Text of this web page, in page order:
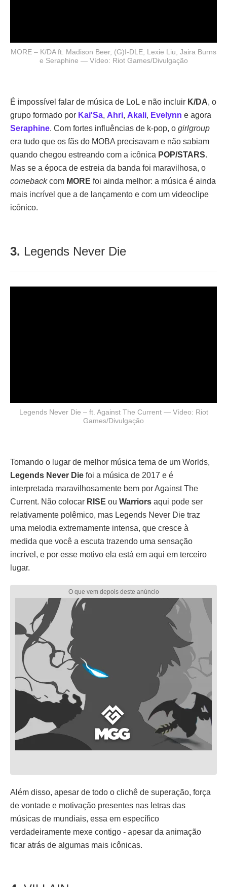
MORE – K/DA ft. Madison Beer, (G)I-DLE, Lexie Liu, Jaira Burns
e Seraphine — Vídeo: Riot Games/Divulgação
É impossível falar de música de LoL e não incluir K/DA, o
grupo formado por Kai'Sa, Ahri, Akali, Evelynn e agora
Seraphine. Com fortes influências de k-pop, o girlgroup
era tudo que os fãs do MOBA precisavam e não sabiam
quando chegou estreando com a icônica POP/STARS.
Mas se a época de estreia da banda foi maravilhosa, o
comebackcom MORE foi ainda melhor: a música é ainda
mais incrível que a de lançamento e com um videoclipe
icônico.
3. Legends Never Die
Legends Never Die – ft. Against The Current — Vídeo: Riot
Games/Divulgação
Tomando o lugar de melhor música tema de um Worlds,
Legends Never Die foi a música de 2017 e é
interpretada maravilhosamente bem por Against The
Current. Não colocar RISE ou Warriors aqui pode ser
relativamente polêmico, mas Legends Never Die traz
uma melodia extremamente intensa, que cresce à
medida que você a escuta trazendo uma sensação
incrível, e por esse motivo ela está em aqui em terceiro
lugar.
Além disso, apesar de todo o clichê de superação, força
de vontade e motivação presentes nas letras das
músicas de mundiais, essa em específico
verdadeiramente mexe contigo - apesar da animação
ficar atrás de algumas mais icônicas.